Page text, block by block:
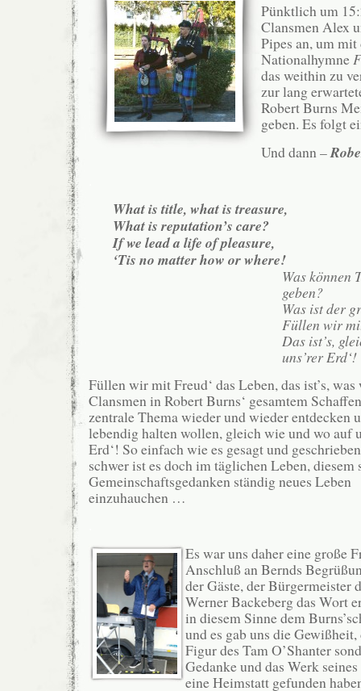
Pünktlich um
Clansmen Alex
Pipes an, um
Nationalhymne
das weithin zu
zur lang
Robert Burns
geben. Es folgt
Und dann –
What is title, what is treasure,
What is reputation’s care?
If we lead a life of pleasure,
‘Tis no matter how or where!
Was können
geben?
Was ist der
Füllen wir
Das ist’s,
uns’rer Erd‘!
Füllen wir mit Freud‘ das Leben, das ist’s,
Clansmen in Robert Burns‘ gesamtem
zentrale Thema wieder und wieder entdecken
lebendig halten wollen, gleich wie und wo auf
Erd‘! So einfach wie es gesagt und
schwer ist es doch im täglichen Leben, diesem
Gemeinschaftsgedanken ständig neues Leben
einzuhauchen …
Es war uns daher eine große
Anschluß an Bernds
der Gäste, der Bürgermeister
Werner Backeberg das Wort
in diesem Sinne dem
und es gab uns die
Figur des Tam O’Shanter
Gedanke und das Werk
eine Heimstatt gefunden